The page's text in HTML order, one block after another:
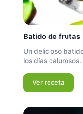
Batido de frutas
Un delicioso
los días calurosos.
Ver receta